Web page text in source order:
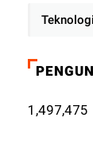
Teknologi
1,497,475